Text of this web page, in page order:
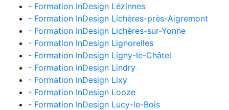
- Formation InDesign Lézinnes
- Formation InDesign Lichères-près-Aigremont
- Formation InDesign Lichères-sur-Yonne
- Formation InDesign Lignorelles
- Formation InDesign Ligny-le-Châtel
- Formation InDesign Lindry
- Formation InDesign Lixy
- Formation InDesign Looze
- Formation InDesign Lucy-le-Bois